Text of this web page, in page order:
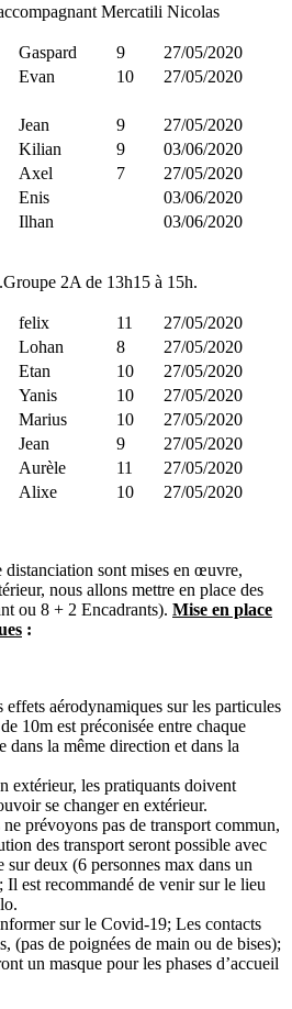
Mercatili Nicolas
Gaspard 9
27/05/2020
Evan 10
27/05/2020
Jean 9
27/05/2020
Kilian 9
03/06/2020
Axel 7
27/05/2020
Enis
03/06/2020
Ilhan 03/06/2020
2A de 13h15 à 15h.
felix 11
27/05/2020
Lohan 8
27/05/2020
Etan 10
27/05/2020
Yanis 10
27/05/2020
Marius 10
27/05/2020
Jean 9
27/05/2020
Aurèle 11
27/05/2020
Alixe 10 27/05/2020
distanciation sont mises en œuvre,
nous allons mettre en place des
ou 8 + 2 Encadrants). Mise en place
:
effets aérodynamiques sur les particules
10m est préconisée entre chaque
dans la même direction et dans la
extérieur, les pratiquants doivent
se changer en extérieur.
prévoyons pas de transport commun,
des transport seront possible avec
sur deux (6 personnes max dans un
Il est recommandé de venir sur le lieu
sur le Covid-19; Les contacts
(pas de poignées de main ou de bises);
un masque pour les phases d’accueil